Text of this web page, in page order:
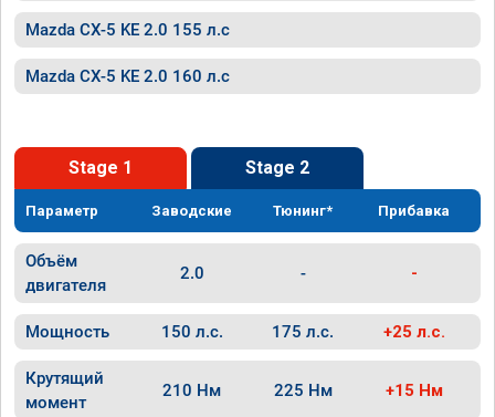
Mazda CX-5 KE 2.0 155 л.с
Mazda CX-5 KE 2.0 160 л.с
Stage 1 Stage 2
Параметр Заводские Тюнинг* Прибавка
Объём
двигателя
2.0 - -
Мощность 150 л.с. 175 л.с. +25 л.с.
Крутящий
момент
210 Нм 225 Нм +15 Нм